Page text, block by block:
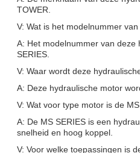
TOWER.
V: Wat is het modelnummer
A: Het modelnummer van deze
SERIES.
V: Waar wordt deze
A: Deze hydraulische motor
V: Wat voor type motor is de
A: De MS SERIES is een
snelheid en hoog koppel.
V: Voor welke toepassingen is